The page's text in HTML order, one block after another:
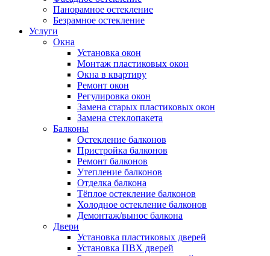
Панорамное остекление
Безрамное остекление
Услуги
Окна
Установка окон
Монтаж пластиковых окон
Окна в квартиру
Ремонт окон
Регулировка окон
Замена старых пластиковых окон
Замена стеклопакета
Балконы
Остекление балконов
Пристройка балконов
Ремонт балконов
Утепление балконов
Отделка балкона
Тёплое остекление балконов
Холодное остекление балконов
Демонтаж/вынос балкона
Двери
Установка пластиковых дверей
Установка ПВХ дверей